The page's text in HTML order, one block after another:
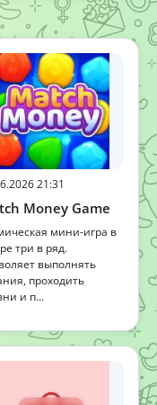
21:31
Money Game
мини-игра в
три в ряд.
выполнять
проходить
и п...